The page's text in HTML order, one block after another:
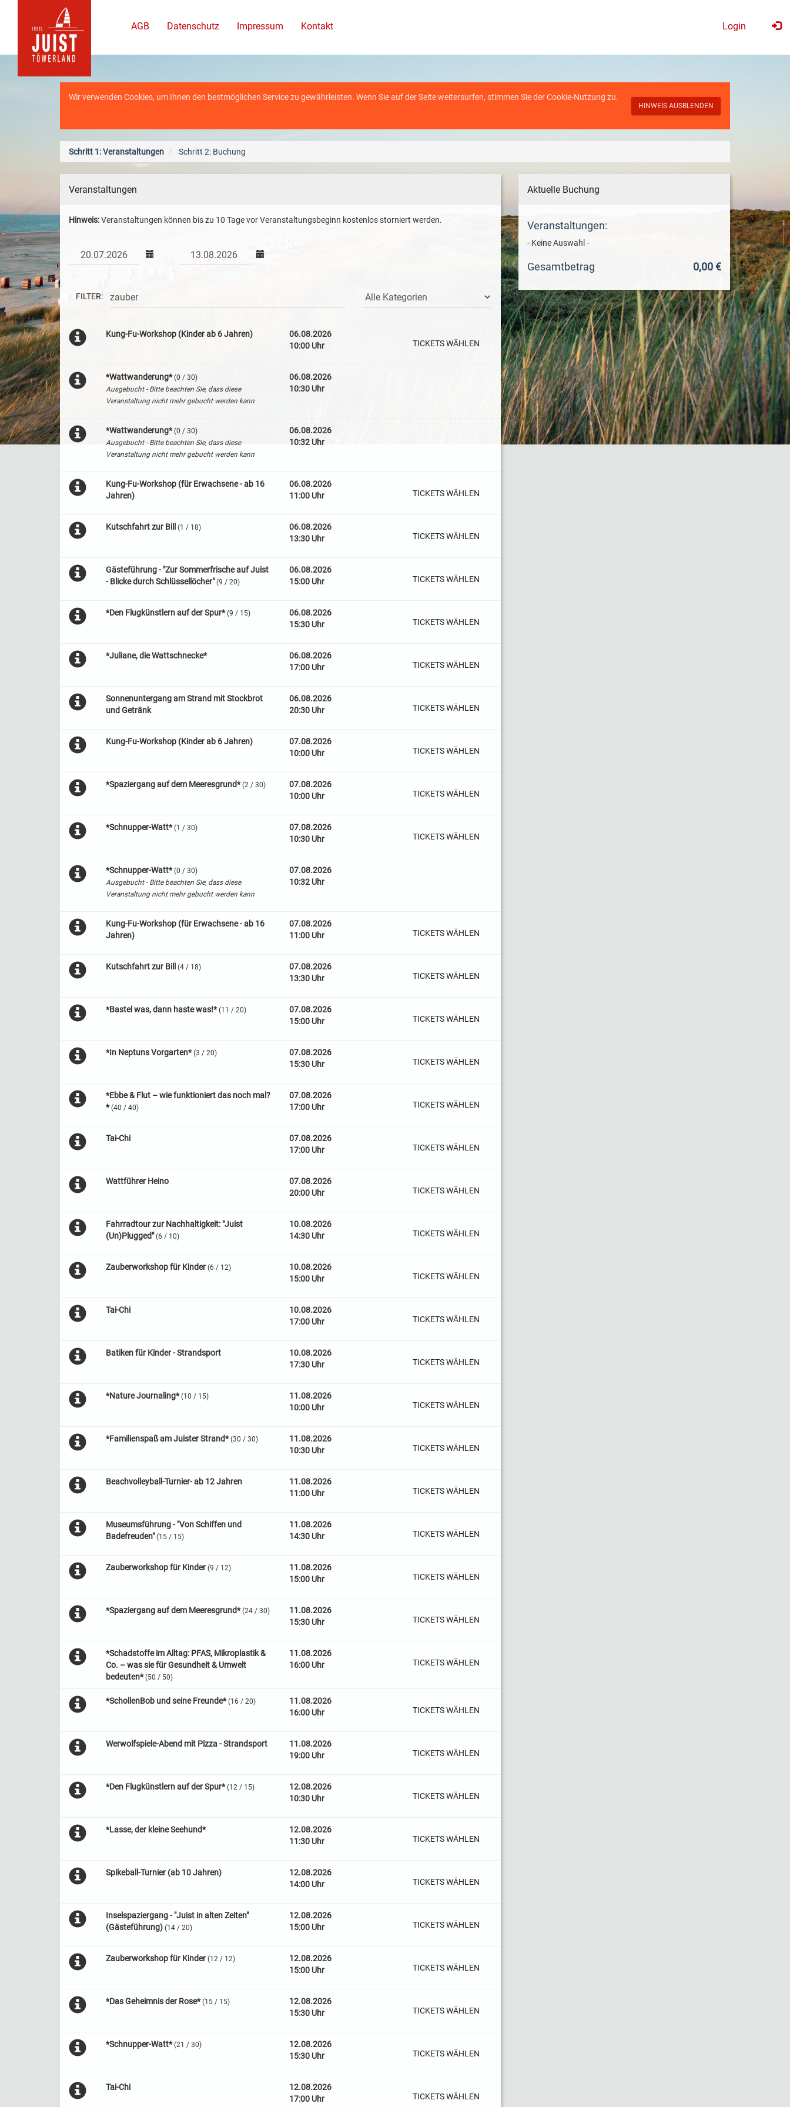
AGB Datenschutz Impressum Kontakt Login
Wir verwenden Cookies, um Ihnen den bestmöglichen Service zu gewährleisten. Wenn Sie auf der Seite weitersurfen, stimmen Sie derCookie-Nutzung zu.
HINWEIS AUSBLENDEN
Schritt 1: Veranstaltungen Schritt 2: Buchung
Veranstaltungen
Hinweis:Veranstaltungen können bis zu 10 Tage vor Veranstaltungsbeginn kostenlos storniert werden.
FILTER:
Kung-Fu-Workshop (Kinder ab 6 Jahren)
06.08.2026
10:00 Uhr
TICKETS WÄHLEN
*Wattwanderung* (0 / 30)
Ausgebucht - Bitte beachten Sie, dass diese
Veranstaltung nicht mehr gebucht werden kann
06.08.2026
10:30 Uhr
*Wattwanderung* (0 / 30)
Ausgebucht - Bitte beachten Sie, dass diese
Veranstaltung nicht mehr gebucht werden kann
06.08.2026
10:32 Uhr
Kung-Fu-Workshop (für Erwachsene - ab 16
Jahren)
06.08.2026
11:00 Uhr
TICKETS WÄHLEN
Kutschfahrt zur Bill (1 / 18)
06.08.2026
13:30 Uhr
TICKETS WÄHLEN
Gästeführung - "Zur Sommerfrische auf Juist
- Blicke durch Schlüssellöcher" (9 / 20)
06.08.2026
15:00 Uhr
TICKETS WÄHLEN
*Den Flugkünstlern auf der Spur* (9 / 15)
06.08.2026
15:30 Uhr
TICKETS WÄHLEN
*Juliane, die Wattschnecke*
06.08.2026
17:00 Uhr
TICKETS WÄHLEN
Sonnenuntergang am Strand mit Stockbrot
und Getränk
06.08.2026
20:30 Uhr
TICKETS WÄHLEN
Kung-Fu-Workshop (Kinder ab 6 Jahren)
07.08.2026
10:00 Uhr
TICKETS WÄHLEN
*Spaziergang auf dem Meeresgrund* (2 / 30)
07.08.2026
10:00 Uhr
TICKETS WÄHLEN
*Schnupper-Watt* (1 / 30)
07.08.2026
10:30 Uhr
TICKETS WÄHLEN
*Schnupper-Watt* (0 / 30)
Ausgebucht - Bitte beachten Sie, dass diese
Veranstaltung nicht mehr gebucht werden kann
07.08.2026
10:32 Uhr
Kung-Fu-Workshop (für Erwachsene - ab 16
Jahren)
07.08.2026
11:00 Uhr
TICKETS WÄHLEN
Kutschfahrt zur Bill (4 / 18)
07.08.2026
13:30 Uhr
TICKETS WÄHLEN
*Bastel was, dann haste was!* (11 / 20)
07.08.2026
15:00 Uhr
TICKETS WÄHLEN
*In Neptuns Vorgarten* (3 / 20)
07.08.2026
15:30 Uhr
TICKETS WÄHLEN
*Ebbe & Flut – wie funktioniert das noch mal?
* (40 / 40)
07.08.2026
17:00 Uhr
TICKETS WÄHLEN
Tai-Chi
07.08.2026
17:00 Uhr
TICKETS WÄHLEN
Wattführer Heino
07.08.2026
20:00 Uhr
TICKETS WÄHLEN
Fahrradtour zur Nachhaltigkeit: "Juist
(Un)Plugged" (6 / 10)
10.08.2026
14:30 Uhr
TICKETS WÄHLEN
Zauberworkshop für Kinder (6 / 12)
10.08.2026
15:00 Uhr
TICKETS WÄHLEN
Tai-Chi
10.08.2026
17:00 Uhr
TICKETS WÄHLEN
Batiken für Kinder - Strandsport
10.08.2026
17:30 Uhr
TICKETS WÄHLEN
*Nature Journaling* (10 / 15)
11.08.2026
10:00 Uhr
TICKETS WÄHLEN
*Familienspaß am Juister Strand* (30 / 30)
11.08.2026
10:30 Uhr
TICKETS WÄHLEN
Beachvolleyball-Turnier- ab 12 Jahren
11.08.2026
11:00 Uhr
TICKETS WÄHLEN
Museumsführung - "Von Schiffen und
Badefreuden" (15 / 15)
11.08.2026
14:30 Uhr
TICKETS WÄHLEN
Zauberworkshop für Kinder (9 / 12)
11.08.2026
15:00 Uhr
TICKETS WÄHLEN
*Spaziergang auf dem Meeresgrund* (24 / 30)
11.08.2026
15:30 Uhr
TICKETS WÄHLEN
*Schadstoffe im Alltag: PFAS, Mikroplastik &
Co. – was sie für Gesundheit & Umwelt
bedeuten* (50 / 50)
11.08.2026
16:00 Uhr
TICKETS WÄHLEN
*SchollenBob und seine Freunde* (16 / 20)
11.08.2026
16:00 Uhr
TICKETS WÄHLEN
Werwolfspiele-Abend mit Pizza - Strandsport
11.08.2026
19:00 Uhr
TICKETS WÄHLEN
*Den Flugkünstlern auf der Spur* (12 / 15)
12.08.2026
10:30 Uhr
TICKETS WÄHLEN
*Lasse, der kleine Seehund*
12.08.2026
11:30 Uhr
TICKETS WÄHLEN
Spikeball-Turnier (ab 10 Jahren)
12.08.2026
14:00 Uhr
TICKETS WÄHLEN
Inselspaziergang - "Juist in alten Zeiten"
(Gästeführung) (14 / 20)
12.08.2026
15:00 Uhr
TICKETS WÄHLEN
Zauberworkshop für Kinder (12 / 12)
12.08.2026
15:00 Uhr
TICKETS WÄHLEN
*Das Geheimnis der Rose* (15 / 15)
12.08.2026
15:30 Uhr
TICKETS WÄHLEN
*Schnupper-Watt* (21 / 30)
12.08.2026
15:30 Uhr
TICKETS WÄHLEN
Tai-Chi
12.08.2026
17:00 Uhr
TICKETS WÄHLEN
Aktuelle Buchung
Veranstaltungen:
- Keine Auswahl -
Gesamtbetrag 0,00 €